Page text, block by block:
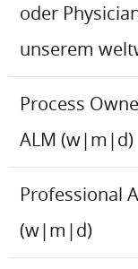
oder
unserem
Process
ALM (w|m|d)
Professional
(w|m|d)